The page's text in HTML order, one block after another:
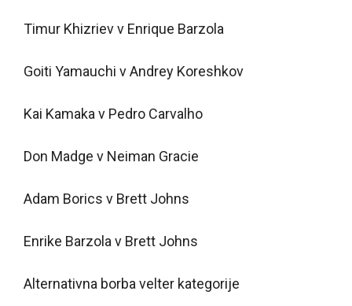
Timur Khizriev v Enrique Barzola
Goiti Yamauchi v Andrey Koreshkov
Kai Kamaka v Pedro Carvalho
Don Madge v Neiman Gracie
Adam Borics v Brett Johns
Enrike Barzola v Brett Johns
Alternativna borba velter kategorije